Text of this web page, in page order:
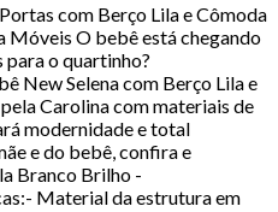
com Berço Lila e Cômoda
Móveis O bebê está chegando
para o quartinho?
New Selena com Berço Lila e
Carolina com materiais de
modernidade e total
e do bebê, confira e
Branco Brilho -
Material da estrutura em